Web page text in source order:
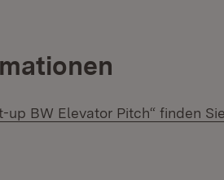
up BW Elevator Pitch“ finden